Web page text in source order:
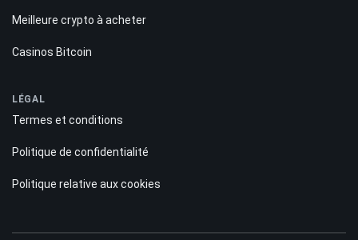
Meilleure crypto à acheter
Casinos Bitcoin
LÉGAL
Termes et conditions
Politique de confidentialité
Politique relative aux cookies